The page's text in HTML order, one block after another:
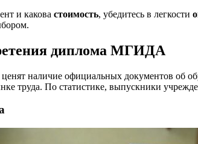
и какова стоимость, убедитесь в легкости
диплома МГИДА
наличие официальных документов об
труда. По статистике, выпускники